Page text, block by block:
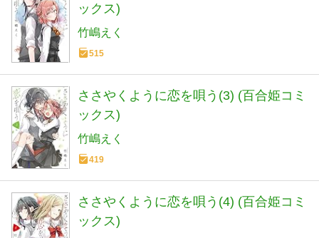
ックス)
竹嶋えく
515
ささやくように恋を唄う(3) (百合姫コミ
ックス)
竹嶋えく
419
ささやくように恋を唄う(4) (百合姫コミ
ックス)